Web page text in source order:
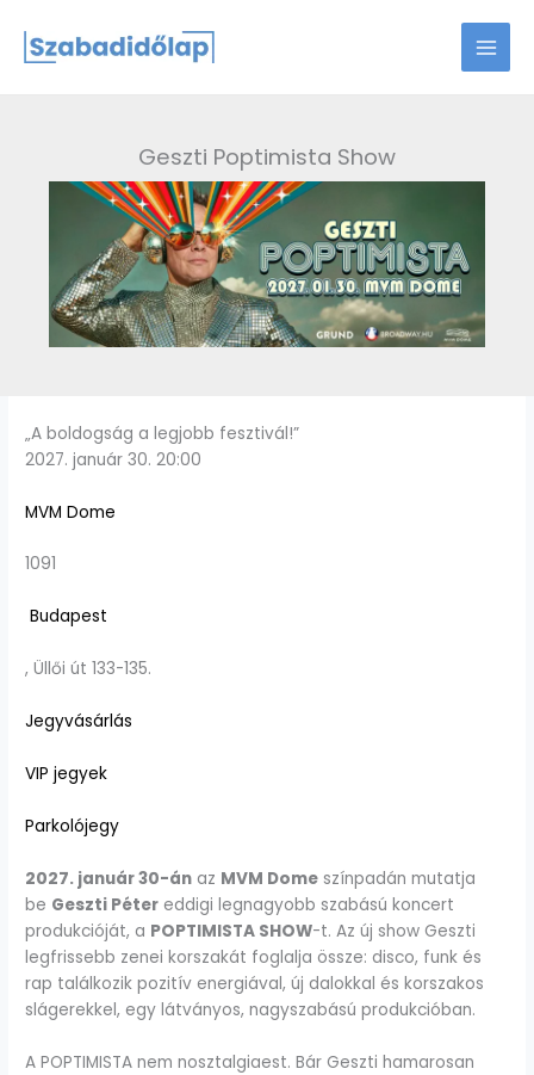
content
Geszti Poptimista Show
„A boldogság a legjobb fesztivál!”
2027. január 30. 20:00
MVM Dome
1091
Budapest
, Üllői út 133-135.
Jegyvásárlás
VIP jegyek
Parkolójegy
2027. január 30-án az MVM Dome színpadán mutatja
be Geszti Péter eddigi legnagyobb szabású koncert
produkcióját, a POPTIMISTA SHOW-t. Az új show Geszti
legfrissebb zenei korszakát foglalja össze: disco, funk és
rap találkozik pozitív energiával, új dalokkal és korszakos
slágerekkel, egy látványos, nagyszabású produkcióban.
A POPTIMISTA nem nosztalgiaest. Bár Geszti hamarosan